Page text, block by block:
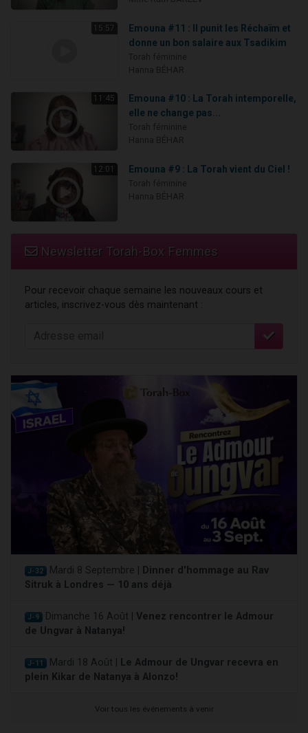
15:57
Emouna #11 : Il punit les Réchaïm et
donne un bon salaire aux Tsadikim
11:45
Emouna #10 : La Torah intemporelle,
elle ne change pas...
12:01 Emouna #9 : La Torah vient du Ciel !
Newsletter Torah-Box Femmes
Pour recevoir chaque semaine les nouveaux cours et
articles, inscrivez-vous dès maintenant :
J-32 Mardi 8 Septembre |
Dinner d'hommage au Rav
Sitruk à Londres — 10 ans déjà
J-9 Dimanche 16 Août | Venez rencontrer le Admour
de Ungvar à Natanya!
J-11 Mardi 18 Août |
Le Admour de Ungvar recevra en
plein Kikar de Natanya à Alonzo!
Voir tous les événements à venir